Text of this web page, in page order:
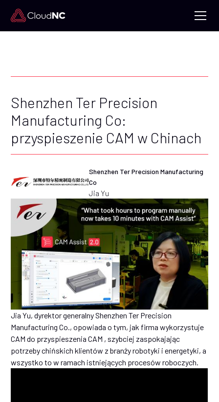
Shenzhen Ter Precision
Manufacturing Co:
przyspieszenie CAM w Chinach
Shenzhen Ter Precision Manufacturing
Co
Jia Yu
Jia Yu, dyrektor generalny Shenzhen Ter Precision
Manufacturing Co., opowiada o tym, jak firma wykorzystuje
CAM do przyspieszenia CAM , szybciej zaspokajając
potrzeby chińskich klientów z branży robotyki i energetyki, a
wszystko to w ramach istniejących procesów roboczych.